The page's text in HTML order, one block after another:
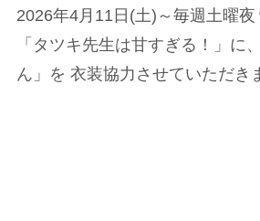
2026年4月11日(土)～毎週土曜
「タツキ先生は甘すぎる！」に
ん」を 衣装協力させていただき